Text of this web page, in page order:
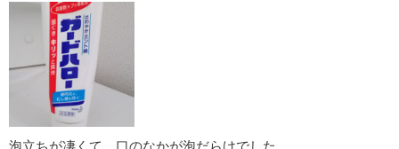
泡立ちが凄くて、口のなかが泡だらけでした